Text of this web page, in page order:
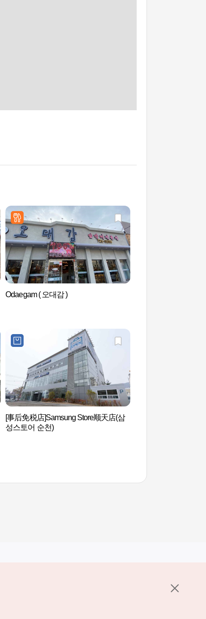
Odaegam ( 오대감 )
[事后免税店]Samsung Store顺天店(삼
성스토어 순천)